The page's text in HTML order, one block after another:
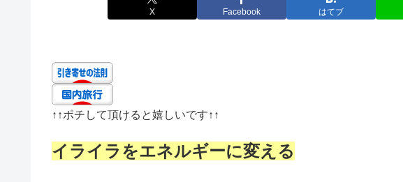
X Facebook はてブ
↑↑ポチして頂けると嬉しいです↑↑
イライラをエネルギーに変える